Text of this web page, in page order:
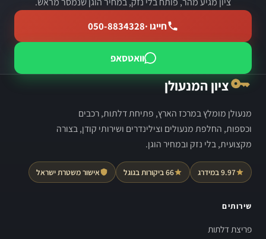
חייגו ·050-8834328
וואטסאפ
ציון המנעולן
מנעולן מומלץ במרכז הארץ, פתיחת דלתות, רכבים
וכספות, החלפת מנעולים וצילינדרים ושירותי קודן, בצורה
מקצועית, בלי נזק ובמחיר הוגן.
9.97 במידרג 66 ביקורות בגוגל אישור משטרת ישראל
שירותים
פריצת דלתות